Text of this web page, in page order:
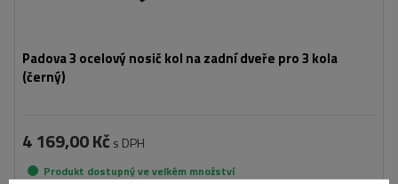
Padova 3 ocelový nosič kol na zadní dveře pro 3 kola
(černý)
4 169,00 Kč s DPH
Produkt dostupný ve velkém množství